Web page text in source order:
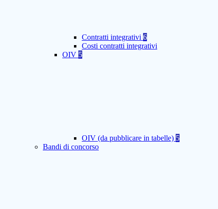
Contratti integrativi 6
Costi contratti integrativi
OIV 5
OIV (da pubblicare in tabelle) 5
Bandi di concorso